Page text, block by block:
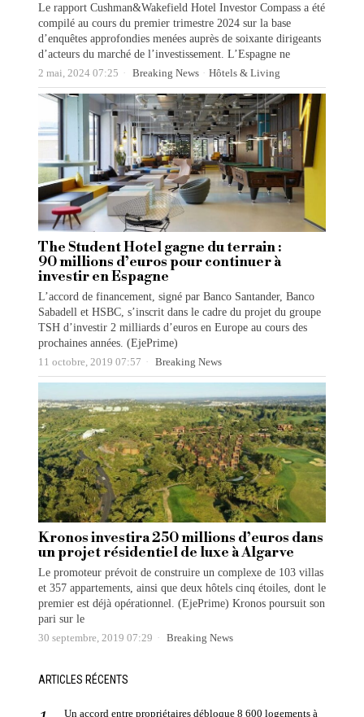
Le rapport Cushman&Wakefield Hotel Investor Compass a été
compilé au cours du premier trimestre 2024 sur la base
d’enquêtes approfondies menées auprès de soixante dirigeants
d’acteurs du marché de l’investissement. L’Espagne ne
2 mai, 2024 07:25 Breaking News · Hôtels & Living
The Student Hotel gagne du terrain :
90 millions d’euros pour continuer à
investir en Espagne
L’accord de financement, signé par Banco Santander, Banco
Sabadell et HSBC, s’inscrit dans le cadre du projet du groupe
TSH d’investir 2 milliards d’euros en Europe au cours des
prochaines années. (EjePrime)
11 octobre, 2019 07:57 Breaking News
Kronos investira 250 millions d’euros dans
un projet résidentiel de luxe à Algarve
Le promoteur prévoit de construire un complexe de 103 villas
et 357 appartements, ainsi que deux hôtels cinq étoiles, dont le
premier est déjà opérationnel. (EjePrime) Kronos poursuit son
pari sur le
30 septembre, 2019 07:29 Breaking News
ARTICLES RÉCENTS
Un accord entre propriétaires débloque 8 600 logements à